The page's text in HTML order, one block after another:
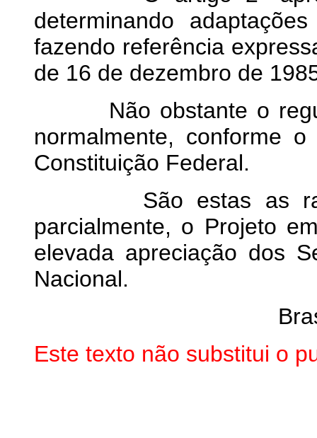
determinando
fazendo referência
de 16 de dezembro de
Não obstante o
normalmente, conforme
Constituição Federal.
São estas as
parcialmente, o Projeto
elevada apreciação dos
Nacional.
Este texto não substitui o